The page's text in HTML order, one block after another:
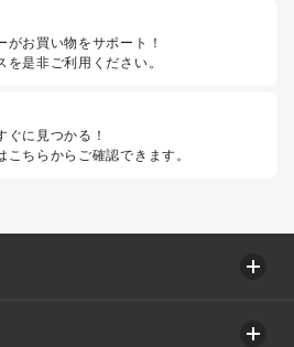
がお買い物をサポート！
を是非ご利用ください。
ぐに見つかる！
こちらからご確認できます。